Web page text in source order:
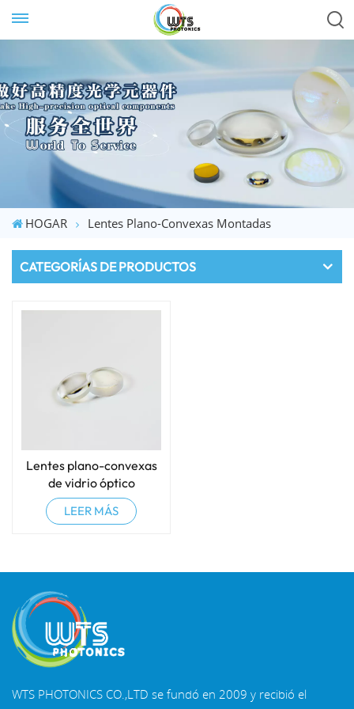
HOGAR Lentes Plano-Convexas Montadas
CATEGORÍAS DE PRODUCTOS
Lentes plano-convexas
de vidrio óptico
LEER MÁS
WTS PHOTONICS CO.,LTD se fundó en 2009 y recibió el